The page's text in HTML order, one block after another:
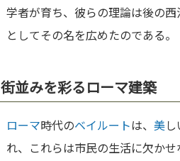
学者が育ち、彼らの理論は後の西
としてその名を広めたのである。
街並みを彩るローマ建築
ローマ時代のベイルートは、 美し
れ、これらは市民の生活に欠か